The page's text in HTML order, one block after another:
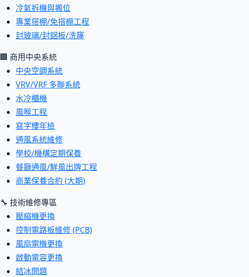
冷氣拆機與搬位
專業搭棚/免搭棚工程
封玻璃/封鋁板/洗窿
🏢 商用中央系統
中央空調系統
VRV/VRF 多聯系統
水冷櫃機
風喉工程
寫字樓年檢
通風系統維修
學校/機構定期保養
餐廳通風/鮮風出牌工程
商業保養合約 (大期)
🔧 技術維修專區
壓縮機更換
控制電路板維修 (PCB)
風扇電機更換
啟動電容更換
結冰問題